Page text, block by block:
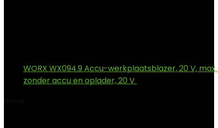
WORX WX094.9 Accu-werkplaatsblazer, 20 V,
zonder accu en oplader, 20 V